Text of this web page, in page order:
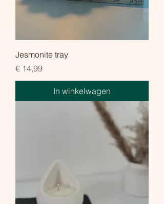
Jesmonite tray
Prijs
€ 14,99
In winkelwagen